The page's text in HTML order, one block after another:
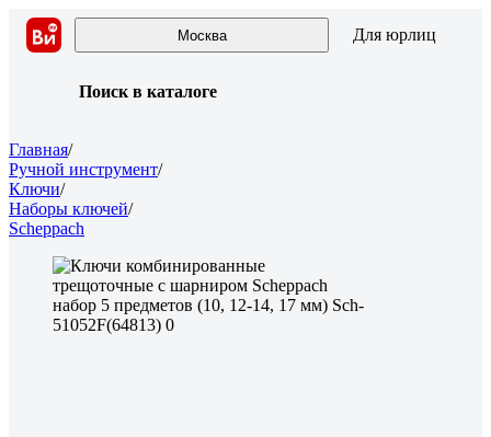
Москва Для юрлиц
Поиск в каталоге
Главная/
Ручной инструмент/
Ключи/
Наборы ключей/
Scheppach